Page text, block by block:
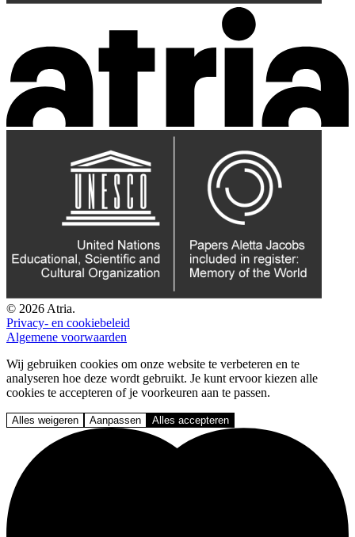
© 2026 Atria.
Privacy- en cookiebeleid
Algemene voorwaarden
Wij gebruiken cookies om onze website te verbeteren en te
analyseren hoe deze wordt gebruikt. Je kunt ervoor kiezen alle
cookies te accepteren of je voorkeuren aan te passen.
Alles weigeren Aanpassen Alles accepteren